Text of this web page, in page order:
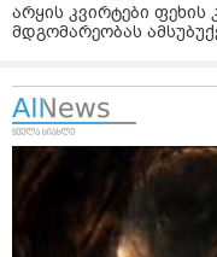
არყის კვირტები ფეხის
მდგომარეობას